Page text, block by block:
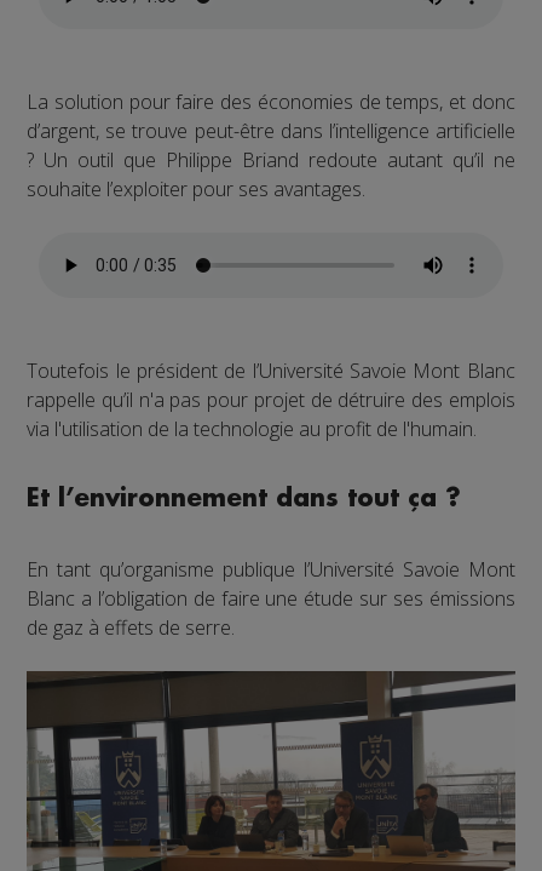
La solution pour faire des économies de temps, et donc
d’argent, se trouve peut-être dans l’intelligence artificielle
? Un outil que Philippe Briand redoute autant qu’il ne
souhaite l’exploiter pour ses avantages.
Toutefois le président de l’Université Savoie Mont Blanc
rappelle qu’il n'a pas pour projet de détruire des emplois
via l'utilisation de la technologie au profit de l'humain.
Et l’environnement dans tout ça ?
En tant qu’organisme publique l’Université Savoie Mont
Blanc a l’obligation de faire une étude sur ses émissions
de gaz à effets de serre.